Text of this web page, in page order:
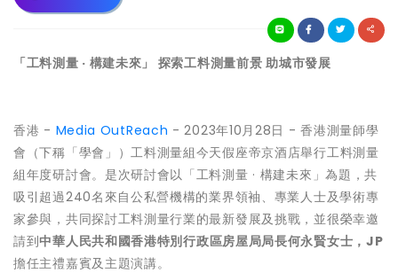
「工料測量 · 構建未來」 探索工料測量前景 助城市發展
香港 - Media OutReach - 2023年10月28日 - 香港測量師學
會（下稱「學會」）工料測量組今天假座帝京酒店舉行工料測量
組年度研討會。是次研討會以「工料測量 · 構建未來」為題，共
吸引超過240名來自公私營機構的業界領袖、專業人士及學術專
家參與，共同探討工料測量行業的最新發展及挑戰，並很榮幸邀
請到中華人民共和國香港特別行政區房屋局局長何永賢女士， JP
擔任主禮嘉賓及主題演講。